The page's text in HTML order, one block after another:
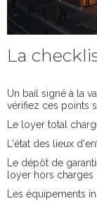
La
Un bail signé à la
vérifiez ces points
Le loyer total
L'état des lieux
Le dépôt de
loyer hors charges
Les équipements